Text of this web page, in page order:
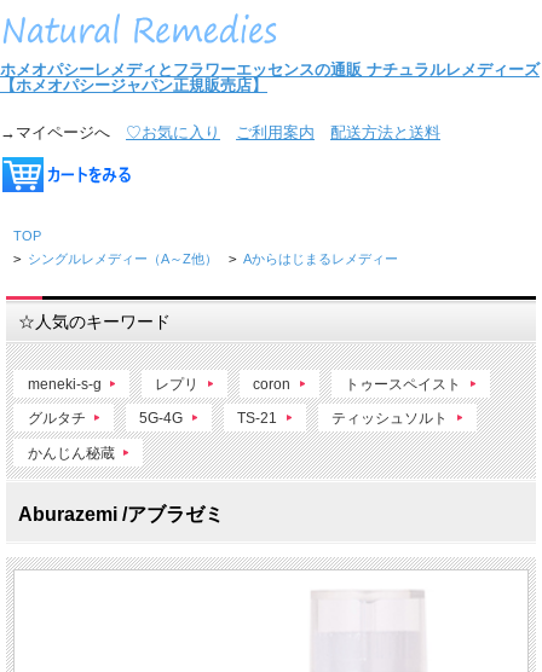
ホメオパシーレメディとフラワーエッセンスの通販 ナチュラルレメディーズ
【ホメオパシージャパン正規販売店】
→マイページへ ♡お気に入り ご利用案内 配送方法と送料
TOP
> シングルレメディー（A～Z他） > Aからはじまるレメディー
☆人気のキーワード
meneki-s-g レプリ coron トゥースペイスト
グルタチ 5G-4G TS-21 ティッシュソルト
かんじん秘蔵
Aburazemi /アブラゼミ